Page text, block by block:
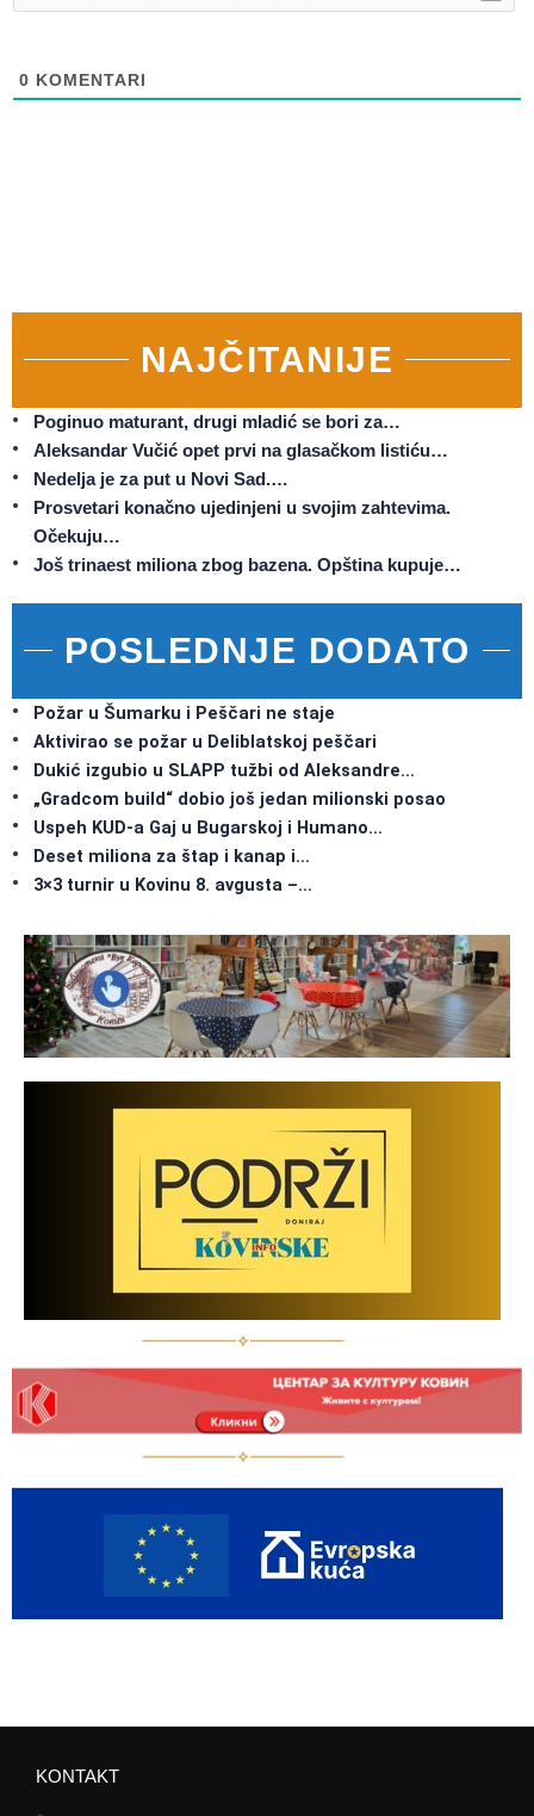
0 KOMENTARI
NAJČITANIJE
Poginuo maturant, drugi mladić se bori za…
Aleksandar Vučić opet prvi na glasačkom listiću…
Nedelja je za put u Novi Sad.…
Prosvetari konačno ujedinjeni u svojim zahtevima.
Očekuju…
Još trinaest miliona zbog bazena. Opština kupuje…
POSLEDNJE DODATO
Požar u Šumarku i Peščari ne staje
Aktivirao se požar u Deliblatskoj peščari
Dukić izgubio u SLAPP tužbi od Aleksandre…
„Gradcom build“ dobio još jedan milionski posao
Uspeh KUD-a Gaj u Bugarskoj i Humano…
Deset miliona za štap i kanap i…
3×3 turnir u Kovinu 8. avgusta –…
KONTAKT